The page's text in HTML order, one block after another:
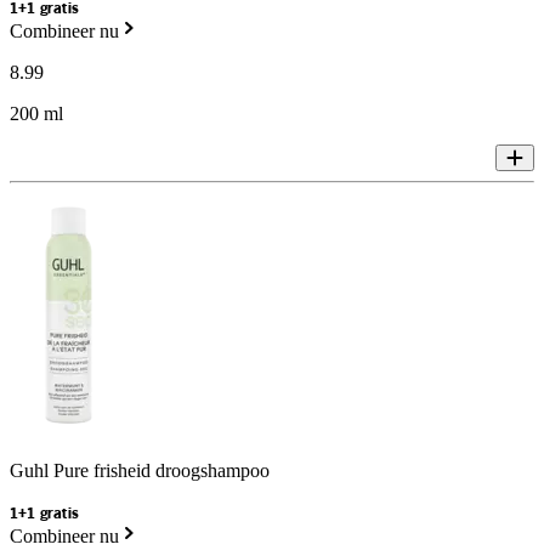
1+1 gratis
Combineer nu
8.99
200 ml
Guhl Pure frisheid droogshampoo
1+1 gratis
Combineer nu